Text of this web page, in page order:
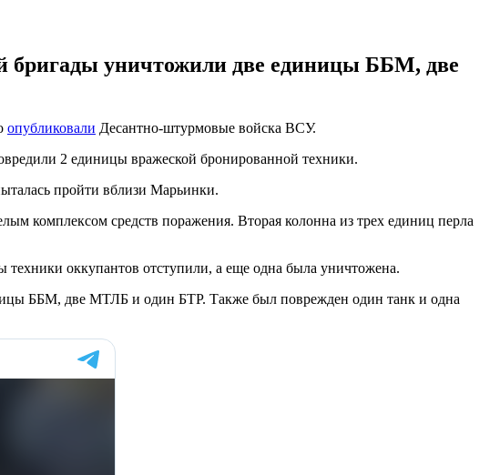
бригады уничтожили две единицы ББМ, две
опубликовали Десантно-штурмовые войска ВСУ.
2 единицы вражеской бронированной техники.
пройти вблизи Марьинки.
комплексом средств поражения. Вторая колонна из трех единиц перла
оккупантов отступили, а еще одна была уничтожена.
ББМ, две МТЛБ и один БТР. Также был поврежден один танк и одна